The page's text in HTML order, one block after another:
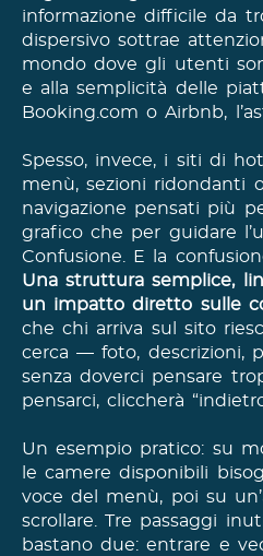
informazione difficile da
dispersivo sottrae
mondo dove gli utenti
e alla semplicità delle
Booking.com o Airbnb,
Spesso, invece, i siti di
menù, sezioni ridondanti
navigazione pensati più
grafico che per guidare
Confusione. E la
Una struttura semplice,
un impatto diretto sulle
che chi arriva sul sito
cerca — foto, descrizioni,
senza doverci pensare
pensarci, cliccherà
Un esempio pratico: su
le camere disponibili
voce del menù, poi su
scrollare. Tre passaggi
bastano due: entrare e